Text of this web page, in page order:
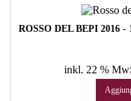
ROSSO DEL BEPI 2016
inkl. 22 %